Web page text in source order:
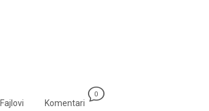
Fajlovi Komentari
0